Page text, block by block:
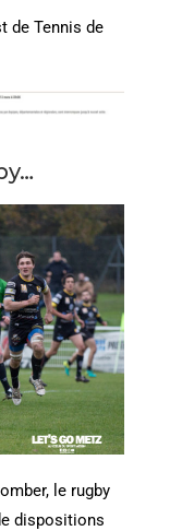
de Tennis de
le rugby
dispositions